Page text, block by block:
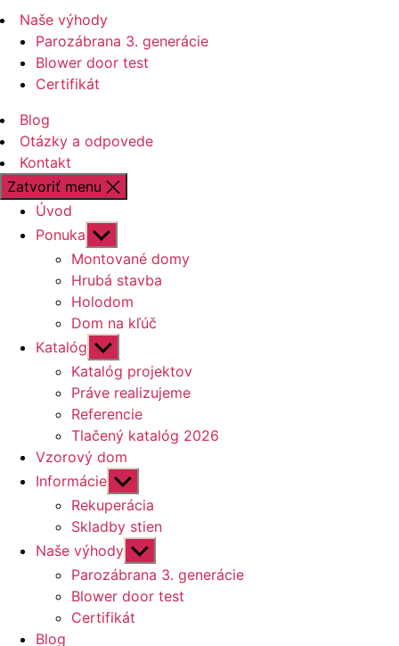
Naše výhody
Parozábrana 3. generácie
Blower door test
Certifikát
Blog
Otázky a odpovede
Kontakt
Zatvoriť menu
Úvod
Ponuka Zobraziť
druhú
úroveň
navigácie
Montované domy
Hrubá stavba
Holodom
Dom na kľúč
Katalóg Zobraziť
druhú
úroveň
navigácie
Katalóg projektov
Práve realizujeme
Referencie
Tlačený katalóg 2026
Vzorový dom
Informácie Zobraziť
druhú
úroveň
navigácie
Rekuperácia
Skladby stien
Naše výhody Zobraziť
druhú
úroveň
navigácie
Parozábrana 3. generácie
Blower door test
Certifikát
Blog